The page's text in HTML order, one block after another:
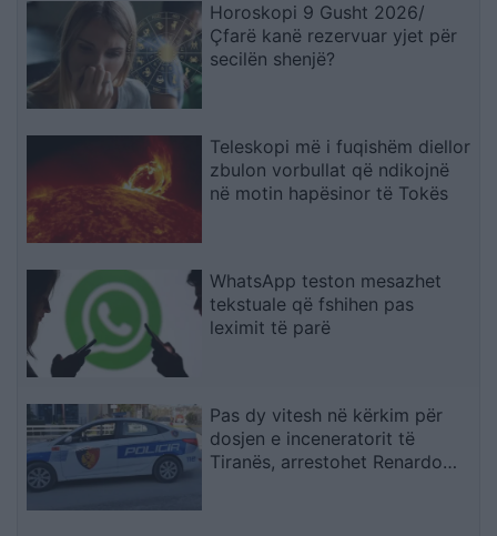
Horoskopi 9 Gusht 2026/
Çfarë kanë rezervuar yjet për
secilën shenjë?
Teleskopi më i fuqishëm diellor
zbulon vorbullat që ndikojnë
në motin hapësinor të Tokës
WhatsApp teston mesazhet
tekstuale që fshihen pas
leximit të parë
Pas dy vitesh në kërkim për
dosjen e inceneratorit të
Tiranës, arrestohet Renardo